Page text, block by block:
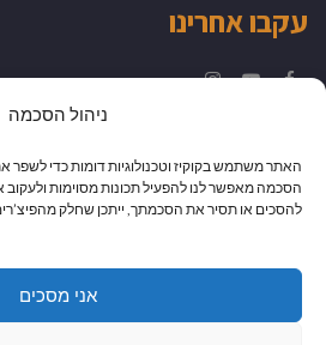
ניהול הסכמה
האתר משתמש בקוקיז וטכנולוגיות דומות כדי לשפר
הסכמה מאפשר לנו להפעיל תכונות מסוימות
להסכים או תסיר את הסכמתך, ייתכן שחלק
אני מסכים
עקבו אחרינו